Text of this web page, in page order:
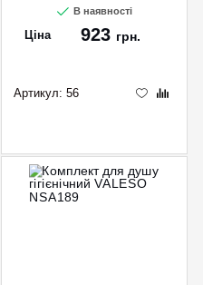
В наявності
Ціна 923 грн.
Артикул: 56